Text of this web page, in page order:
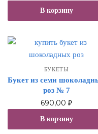
В корзину
БУКЕТЫ
Букет из семи
роз № 7
690,00₽
В корзину